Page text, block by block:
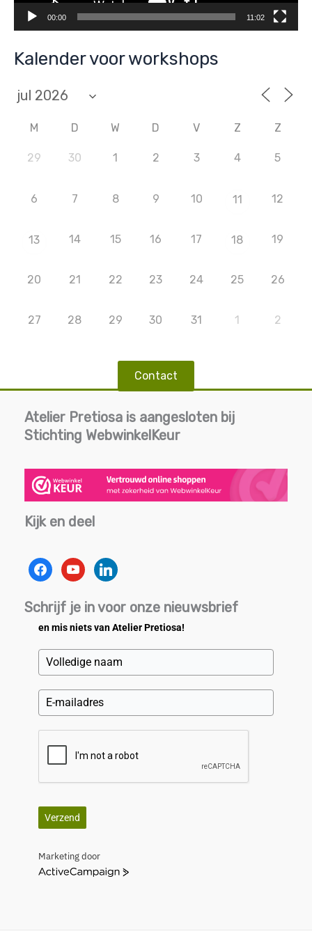
00:00 11:02
Kalender voor workshops
M D W D V Z Z
29 30 1 2 3 4 5
6 7 8 9 10 11 12
13 14 15 16 17 18 19
20 21 22 23 24 25 26
27 28 29 30 31 1 2
Contact
Atelier Pretiosa is aangesloten bij
Stichting WebwinkelKeur
Kijk en deel
facebookyoutubelinkedin
Schrijf je in voor onze nieuwsbrief
en mis niets van Atelier Pretiosa!
Verzend
Marketing door
A